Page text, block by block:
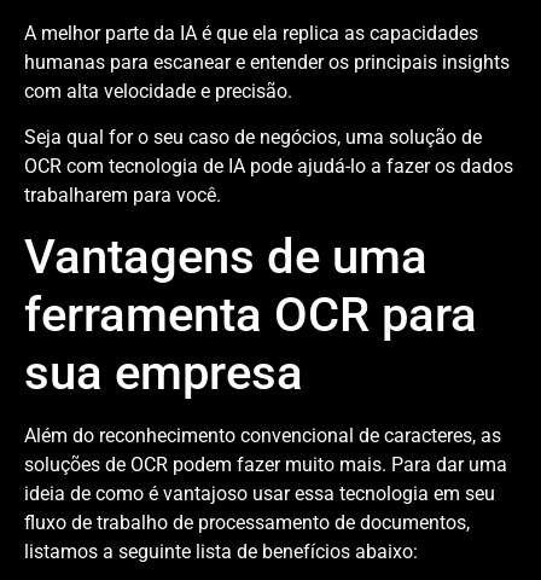
A melhor parte da IA ​​é que ela replica as capacidades
humanas para escanear e entender os principais insights
com alta velocidade e precisão.
Seja qual for o seu caso de negócios, uma solução de
OCR com tecnologia de IA pode ajudá-lo a fazer os dados
trabalharem para você.
Vantagens de uma
ferramenta OCR para
sua empresa
Além do reconhecimento convencional de caracteres, as
soluções de OCR podem fazer muito mais. Para dar uma
ideia de como é vantajoso usar essa tecnologia em seu
fluxo de trabalho de processamento de documentos,
listamos a seguinte lista de benefícios abaixo: